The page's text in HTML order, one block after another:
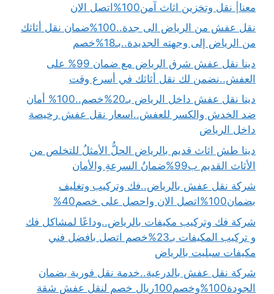
معنا| نقل وتخزين اثاث آمن100%اتصل الان
نقل عفش من الرياض الى جدة..100%ضمان نقل أثاثك
من الرياض إلى وجهته الجديدة..بـ18%خصم
دينا نقل عفش شرق الرياض مع ضمان 99% على
العفش..نضمن لك نقل أثاثك في أسرع وقت
دينا نقل عفش داخل الرياض بـ20%خصم..100% أمان
ضد الخدش والكسر للعفش..اسعار نقل عفش رخيصة
داخل الرياض
دينا طش اثاث قديم بالرياض الحلُّ الأمثلُ للتخلص من
الأثاث القديم ب99%ضمانُ السرعةِ والأمان
شركة نقل عفش بالرياض..فك وتركيب وتغليف
بضمان100%اتصل الان واحصل على خصم40%
شركة فك وتركيب مكيفات بالرياض..وداعًا لمشاكل فك
و تركيب المكيفات بـ23%خصم اتصل بافضل فني
مكيفات سبليت بالرياض
شركة نقل عفش بالدرعية..خدمة نقل فورية بضمان
الجودة100%وخصم100ريال خصم لنقل عفش شقة